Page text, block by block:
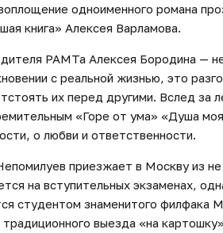
одноименного романа
книга» Алексея Варламова.
РАМТа Алексея Бородина —
с реальной жизнью, это
их перед другими. Вслед за
«Горе от ума» «Душа
о любви и ответственности.
приезжает в Москву из не
на вступительных экзаменах,
студентом знаменитого филфака
выезда «на